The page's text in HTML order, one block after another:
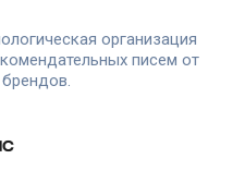
организация
писем от